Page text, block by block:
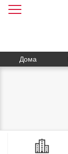
Дома